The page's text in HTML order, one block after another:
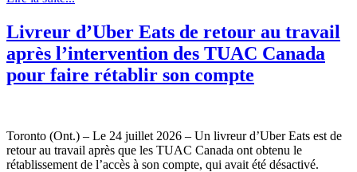
Livreur d’Uber Eats de retour au travail
après l’intervention des TUAC Canada
pour faire rétablir son compte
Toronto (Ont.) – Le 24 juillet 2026 – Un livreur d’Uber Eats est de
retour au travail après que les TUAC Canada ont obtenu le
rétablissement de l’accès à son compte, qui avait été désactivé.